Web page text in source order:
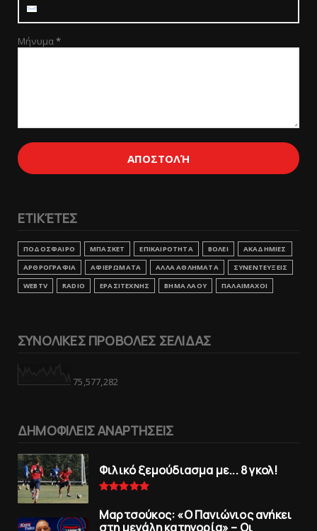
Μήνυμα*
ΕΤΙΚΈΤΕΣ
ΠΟΔΟΣΦΑΙΡΟ ΜΠΑΣΚΕΤ ΕΠΙΚΑΙΡΟΤΗΤΑ ΒΟΛΕΙ
ΑΚΑΔΗΜΙΕΣ
ΑΡΘΡΟΓΡΑΦΙΑ
ΑΦΙΕΡΩΜΑΤΑ ΑΛΛΑ ΑΘΛΗΜΑΤΑ
ΣΥΝΕΝΤΕΥΞΕΙΣ
WEBTV
RADIO ΕΡΑΣΙΤΕΧΝΗΣ ΒΗΜΑ ΛΑΟΥ ΠΑΛΑΙΜΑΧΟΙ
ΣΥΝΟΛΙΚΕΣ ΠΡΟΒΟΛΕΣ ΣΕΛΙΔΑΣ
75,577,282
ΔΗΜΟΦΙΛΕΙΣ ΑΝΑΡΤΗΣΕΙΣ
Φιλικό ξεμούδιασμα με... 8 γκολ!
Μαρτσούκος: «Ο Πανιώνιος ανήκει
στη μεγάλη κατηγορία» – Οι